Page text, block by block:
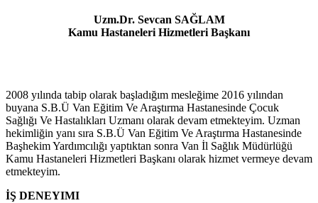
Uzm.Dr. Sevcan SAĞLAM
Kamu Hastaneleri Hizmetleri Başkanı
2008 yılında tabip olarak başladığım mesleğime 2016 yılından
buyana S.B.Ü Van Eğitim Ve Araştırma Hastanesinde Çocuk
Sağlığı Ve Hastalıkları Uzmanı olarak devam etmekteyim. Uzman
hekimliğin yanı sıra S.B.Ü Van Eğitim Ve Araştırma Hastanesinde
Başhekim Yardımcılığı yaptıktan sonra Van İl Sağlık Müdürlüğü
Kamu Hastaneleri Hizmetleri Başkanı olarak hizmet vermeye devam
etmekteyim.
İŞ DENEYIMI